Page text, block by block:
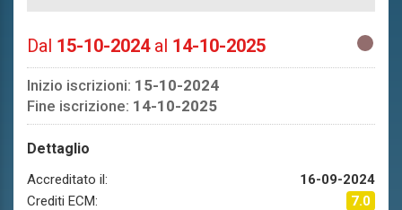
Dal 15-10-2024al 14-10-2025
Inizio iscrizioni: 15-10-2024
Fine iscrizione: 14-10-2025
Dettaglio
Accreditato il:
16-09-2024
Crediti ECM:
7.0